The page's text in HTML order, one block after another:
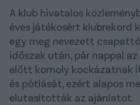
A klub hivatalos
éves játékosért klubrekord
egy meg nevezett
időszak után, pár nappal
előtt komoly kockázatnak
és pótlását, ezért alapos
elutasították az ajánlatot.